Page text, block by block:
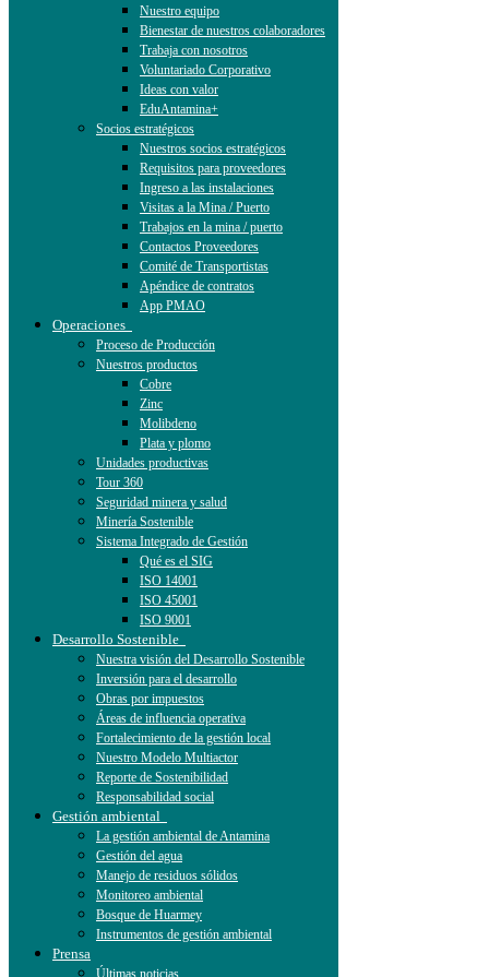
Nuestro equipo
Bienestar de nuestros colaboradores
Trabaja con nosotros
Voluntariado Corporativo
Ideas con valor
EduAntamina+
Socios estratégicos
Nuestros socios estratégicos
Requisitos para proveedores
Ingreso a las instalaciones
Visitas a la Mina / Puerto
Trabajos en la mina / puerto
Contactos Proveedores
Comité de Transportistas
Apéndice de contratos
App PMAO
Operaciones
Proceso de Producción
Nuestros productos
Cobre
Zinc
Molibdeno
Plata y plomo
Unidades productivas
Tour 360
Seguridad minera y salud
Minería Sostenible
Sistema Integrado de Gestión
Qué es el SIG
ISO 14001
ISO 45001
ISO 9001
Desarrollo Sostenible
Nuestra visión del Desarrollo Sostenible
Inversión para el desarrollo
Obras por impuestos
Áreas de influencia operativa
Fortalecimiento de la gestión local
Nuestro Modelo Multiactor
Reporte de Sostenibilidad
Responsabilidad social
Gestión ambiental
La gestión ambiental de Antamina
Gestión del agua
Manejo de residuos sólidos
Monitoreo ambiental
Bosque de Huarmey
Instrumentos de gestión ambiental
Prensa
Últimas noticias